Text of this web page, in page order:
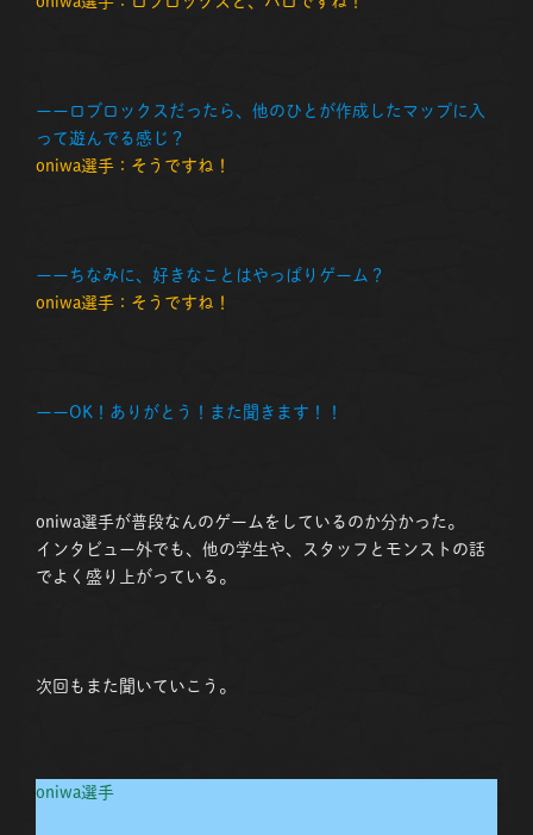
ーーロブロックスだったら、他のひとが作成したマップに入
って遊んでる感じ？
oniwa選手：そうですね！
ーーちなみに、好きなことはやっぱりゲーム？
oniwa選手：そうですね！
ーーOK！ありがとう！また聞きます！！
oniwa選手が普段なんのゲームをしているのか分かった。
インタビュー外でも、他の学生や、スタッフとモンストの話
でよく盛り上がっている。
次回もまた聞いていこう。
oniwa選手